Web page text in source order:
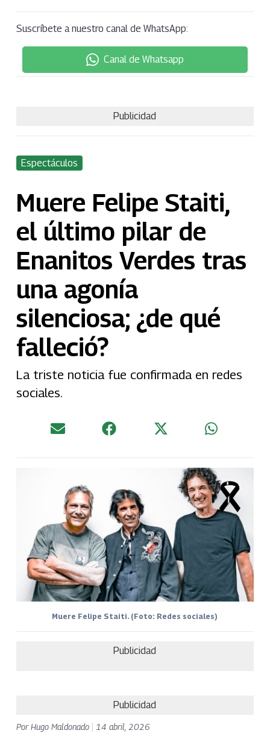
Suscríbete a nuestro canal de WhatsApp:
Canal de Whatsapp
Publicidad
Espectáculos
Muere Felipe Staiti,
el último pilar de
Enanitos Verdes tras
una agonía
silenciosa; ¿de qué
falleció?
La triste noticia fue confirmada en redes
sociales.
Muere Felipe Staiti. (Foto: Redes sociales)
Publicidad
Publicidad
PorHugo Maldonado 14 abril, 2026